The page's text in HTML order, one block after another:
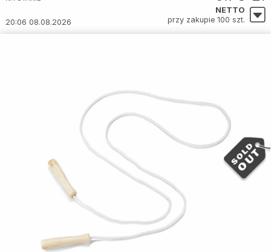
20:06 08.08.2026
NETTO
przy zakupie 100 szt.